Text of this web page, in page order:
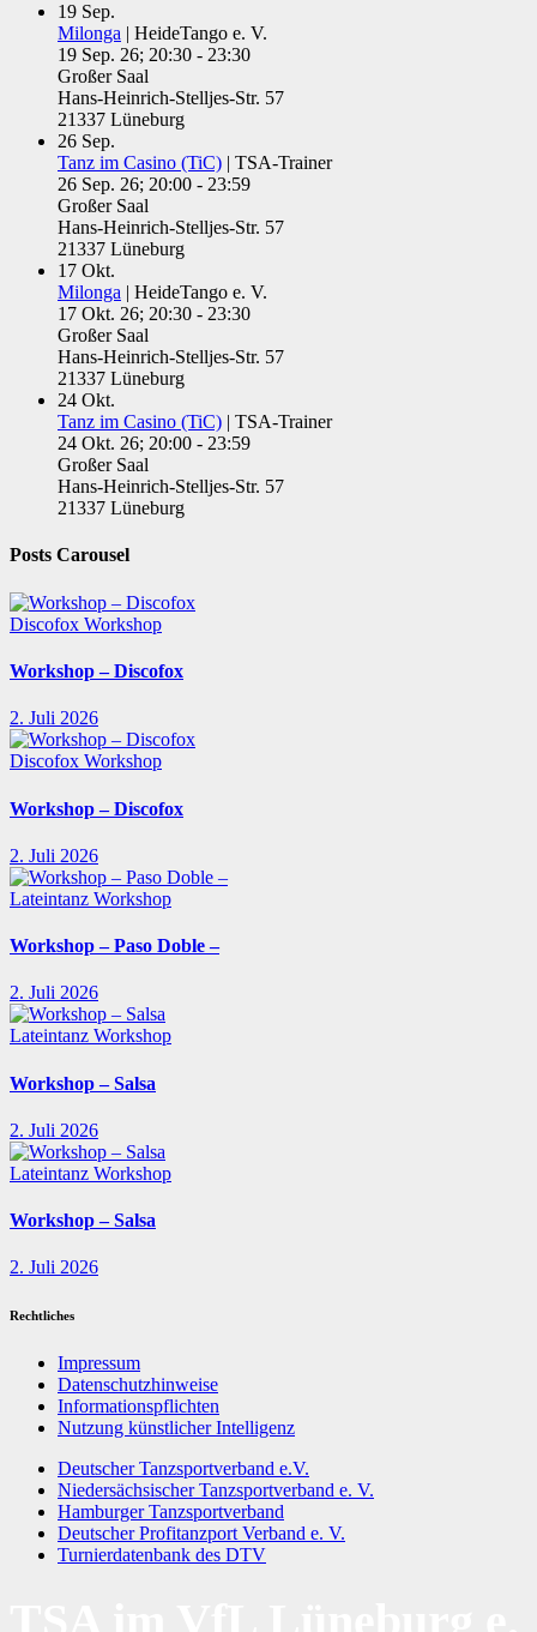
19 Sep.
Milonga | HeideTango e. V.
19 Sep. 26; 20:30 - 23:30
Großer Saal
Hans-Heinrich-Stelljes-Str. 57
21337 Lüneburg
26 Sep.
Tanz im Casino (TiC) | TSA-Trainer
26 Sep. 26; 20:00 - 23:59
Großer Saal
Hans-Heinrich-Stelljes-Str. 57
21337 Lüneburg
17 Okt.
Milonga | HeideTango e. V.
17 Okt. 26; 20:30 - 23:30
Großer Saal
Hans-Heinrich-Stelljes-Str. 57
21337 Lüneburg
24 Okt.
Tanz im Casino (TiC) | TSA-Trainer
24 Okt. 26; 20:00 - 23:59
Großer Saal
Hans-Heinrich-Stelljes-Str. 57
21337 Lüneburg
Posts Carousel
Discofox Workshop
Workshop – Discofox
2. Juli 2026
Discofox Workshop
Workshop – Discofox
2. Juli 2026
Lateintanz Workshop
Workshop – Paso Doble –
2. Juli 2026
Lateintanz Workshop
Workshop – Salsa
2. Juli 2026
Lateintanz Workshop
Workshop – Salsa
2. Juli 2026
Rechtliches
Impressum
Datenschutzhinweise
Informationspflichten
Nutzung künstlicher Intelligenz
Deutscher Tanzsportverband e.V.
Niedersächsischer Tanzsportverband e. V.
Hamburger Tanzsportverband
Deutscher Profitanzport Verband e. V.
Turnierdatenbank des DTV